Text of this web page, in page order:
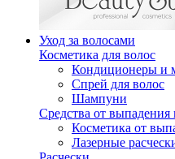
Уход за волосами
Косметика для волос
Кондиционеры и
Спрей для волос
Шампуни
Средства от выпадения
Косметика от
Лазерные